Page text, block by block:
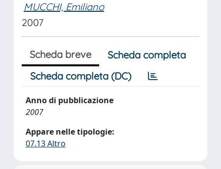
MUCCHI, Emiliano
2007
Scheda breve
Scheda completa
Scheda completa (DC)
Anno di pubblicazione
2007
Appare nelle tipologie:
07.13 Altro